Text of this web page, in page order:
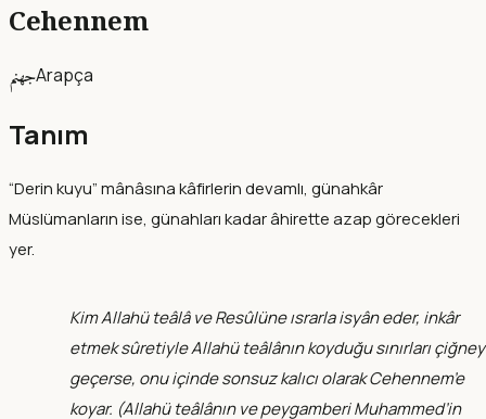
Cehennem
جهنمArapça
Tanım
“Derin kuyu” mânâsına kâfirlerin devamlı, günahkâr
Müslümanların ise, günahları kadar âhirette azap görecekleri
yer.
Kim Allahü teâlâ ve Resûlüne ısrarla isyân eder, inkâr
etmek sûretiyle Allahü teâlânın koyduğu sınırları
geçerse, onu içinde sonsuz kalıcı olarak Cehennem’e
koyar. (Allahü teâlânın ve peygamberi Muhammed’in